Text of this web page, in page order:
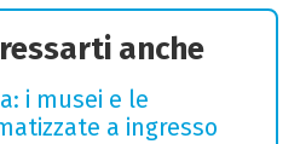
anche
i musei e le
a ingresso